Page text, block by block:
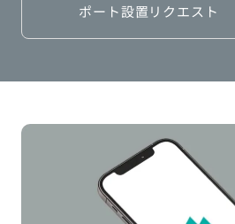
ポート設置リクエスト